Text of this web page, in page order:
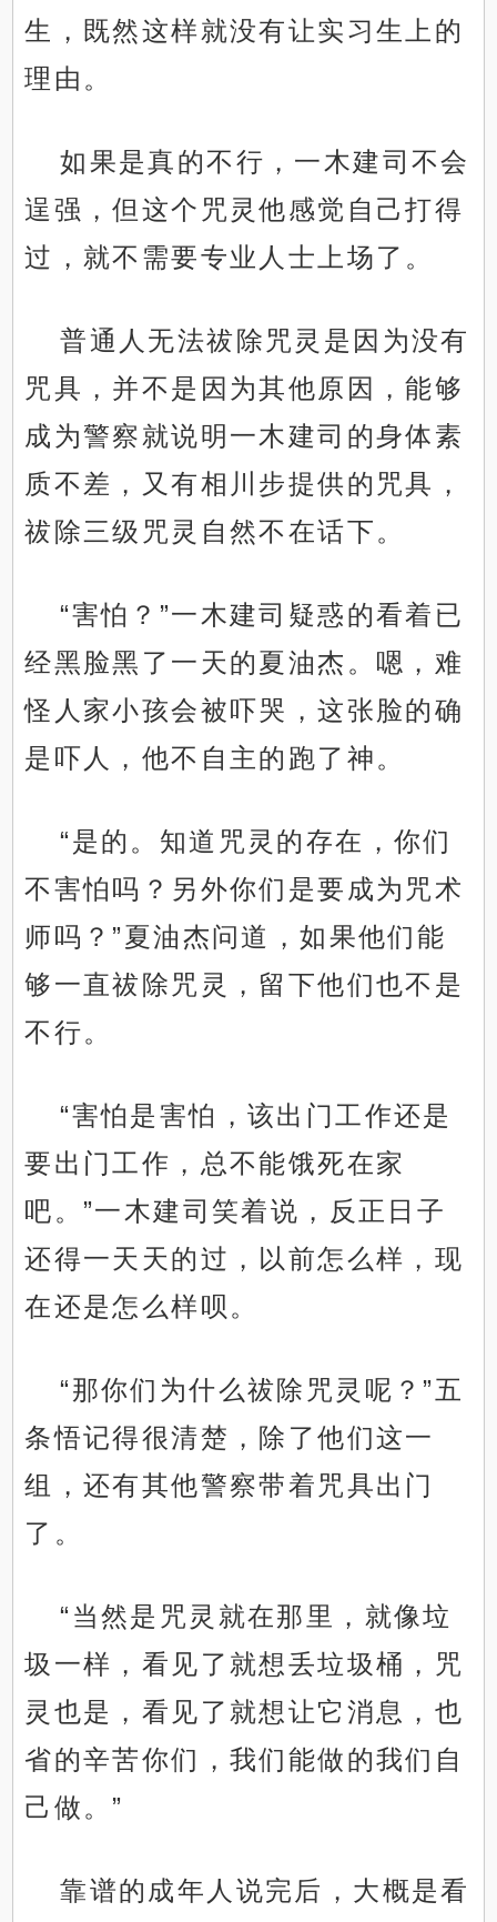
生，既然这样就没有让实习生上的
理由。
如果是真的不行，一木建司不会
逞强，但这个咒灵他感觉自己打得
过，就不需要专业人士上场了。
普通人无法祓除咒灵是因为没有
咒具，并不是因为其他原因，能够
成为警察就说明一木建司的身体素
质不差，又有相川步提供的咒具，
祓除三级咒灵自然不在话下。
“害怕？”一木建司疑惑的看着已
经黑脸黑了一天的夏油杰。嗯，难
怪人家小孩会被吓哭，这张脸的确
是吓人，他不自主的跑了神。
“是的。知道咒灵的存在，你们
不害怕吗？另外你们是要成为咒术
师吗？”夏油杰问道，如果他们能
够一直祓除咒灵，留下他们也不是
不行。
“害怕是害怕，该出门工作还是
要出门工作，总不能饿死在家
吧。”一木建司笑着说，反正日子
还得一天天的过，以前怎么样，现
在还是怎么样呗。
“那你们为什么祓除咒灵呢？”五
条悟记得很清楚，除了他们这一
组，还有其他警察带着咒具出门
了。
“当然是咒灵就在那里，就像垃
圾一样，看见了就想丢垃圾桶，咒
灵也是，看见了就想让它消息，也
省的辛苦你们，我们能做的我们自
己做。”
靠谱的成年人说完后，大概是看